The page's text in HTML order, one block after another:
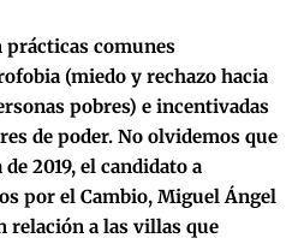
prácticas comunes
(miedo y rechazo hacia
pobres) e incentivadas
de poder. No olvidemos que
2019, el candidato a
por el Cambio, Miguel Ángel
relación a las villas que